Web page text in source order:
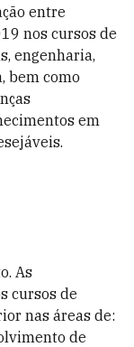
entre
nos cursos de
engenharia,
bem como
em
As
cursos de
nas áreas de:
de